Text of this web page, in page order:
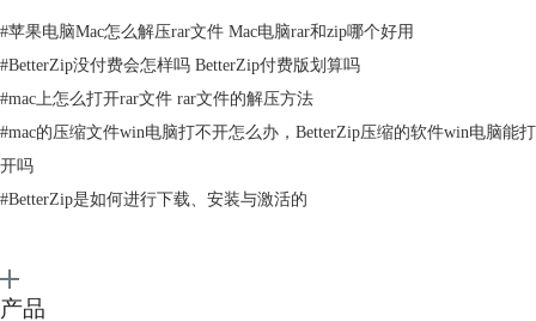
3、设置完成之后我们就可以使用这个密码管理器了。
#苹果电脑Mac怎么解压rar文件 Mac电脑rar和zip哪个好用
#BetterZip没付费会怎样吗 BetterZip付费版划算吗
#mac上怎么打开rar文件 rar文件的解压方法
#mac的压缩文件win电脑打不开怎么办，BetterZip压缩的软件win电脑能打
开吗
#BetterZip是如何进行下载、安装与激活的
产品